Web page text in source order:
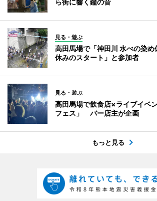
見る・遊ぶ
高田馬場で「神田川 水べの染
休みのスタート」と参加者
見る・遊ぶ
高田馬場で飲食店×ライブイベ
フェス」 バー店主が企画
もっと見る